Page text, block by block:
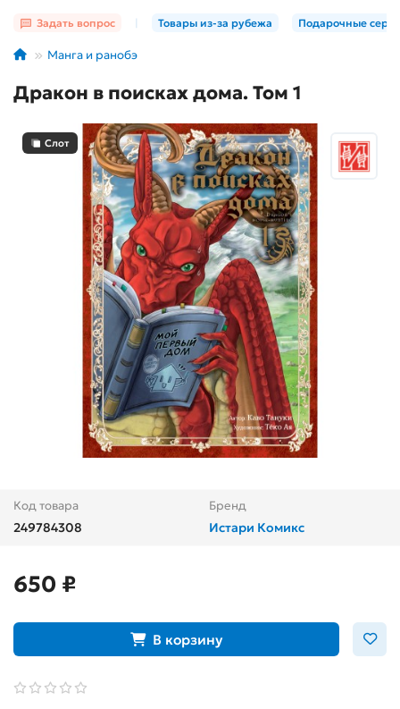
Задать вопрос Товары из-за рубежа Подарочные
Манга и ранобэ
Дракон в поисках дома. Том 1
Слот
Код товара
249784308
Бренд
Истари Комикс
650 ₽
В корзину